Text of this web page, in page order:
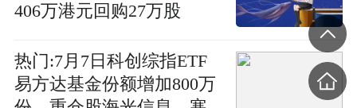
406万港元回购27万股
热门:7月7日科创综指ETF
易方达基金份额增加800万